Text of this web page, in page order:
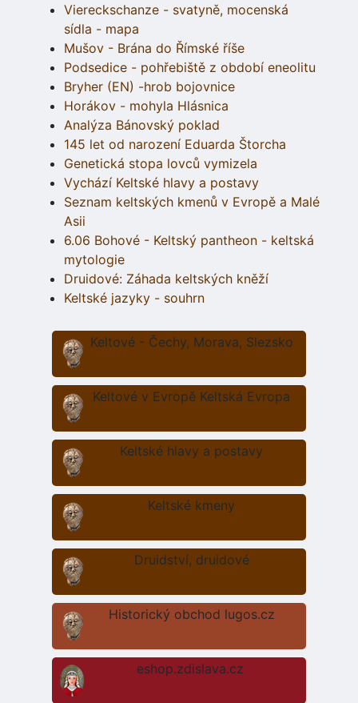
Viereckschanze - svatyně, mocenská
sídla - mapa
Mušov - Brána do Římské říše
Podsedice - pohřebiště z období eneolitu
Bryher (EN) -hrob bojovnice
Horákov - mohyla Hlásnica
Analýza Bánovský poklad
145 let od narození Eduarda Štorcha
Genetická stopa lovců vymizela
Vychází Keltské hlavy a postavy
Seznam keltských kmenů v Evropě a Malé
Asii
6.06 Bohové - Keltský pantheon - keltská
mytologie
Druidové: Záhada keltských kněží
Keltské jazyky - souhrn
Keltové - Čechy, Morava, Slezsko
Keltové v Evropě Keltská Evropa
Keltské hlavy a postavy
Keltské kmeny
Druidství, druidové
Historický obchod lugos.cz
eshop.zdislava.cz